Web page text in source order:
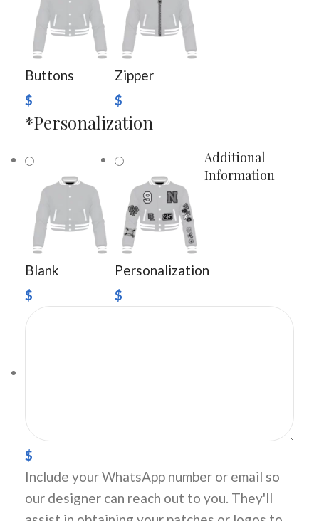
Buttons
$
Zipper
$
*Personalization
Blank
$
Personalization
$
Additional
Information
$
Include your WhatsApp number or email so
our designer can reach out to you. They'll